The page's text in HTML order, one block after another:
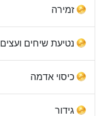
זמירה
נטיעת שיחים ועצים
כיסוי אדמה
גידור